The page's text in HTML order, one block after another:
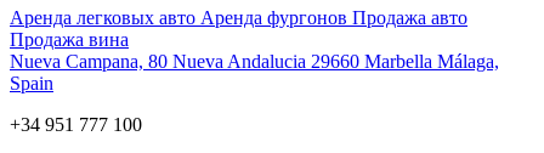
Аренда легковых авто Аренда фургонов Продажа авто
Продажа вина
Nueva Campana, 80 Nueva Andalucia 29660 Marbella Málaga,
Spain
+34 951 777 100